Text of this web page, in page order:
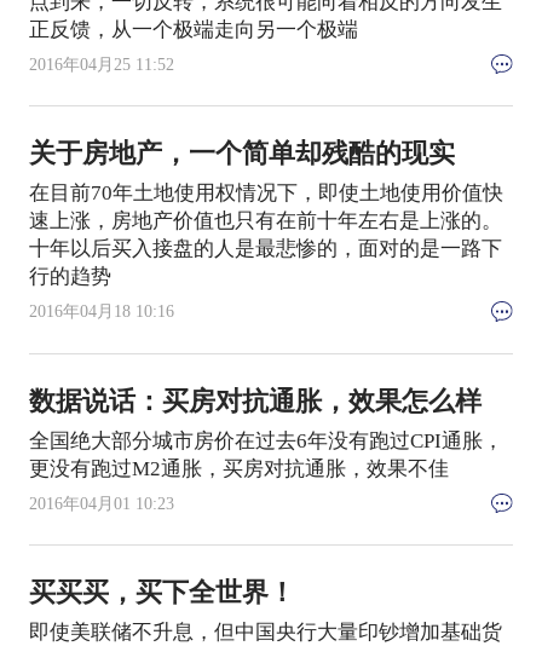
正反馈，从一个极端走向另一个极端
2016年04月25 11:52
关于房地产，一个简单却残酷的现实
在目前70年土地使用权情况下，即使土地使用价值快
速上涨，房地产价值也只有在前十年左右是上涨的。
十年以后买入接盘的人是最悲惨的，面对的是一路下
行的趋势
2016年04月18 10:16
数据说话：买房对抗通胀，效果怎么样
全国绝大部分城市房价在过去6年没有跑过CPI通胀，
更没有跑过M2通胀，买房对抗通胀，效果不佳
2016年04月01 10:23
买买买，买下全世界！
即使美联储不升息，但中国央行大量印钞增加基础货